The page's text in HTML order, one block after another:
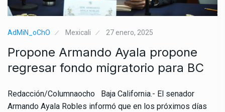
AdMiN_oChO Mexicali 27 enero, 2025
Propone Armando Ayala propone
regresar fondo migratorio para BC
Redacción/Columnaocho Baja California.- El senador
Armando Ayala Robles informó que en los próximos días